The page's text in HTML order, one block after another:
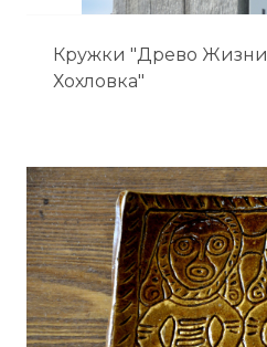
Кружки "Древо
Хохловка"